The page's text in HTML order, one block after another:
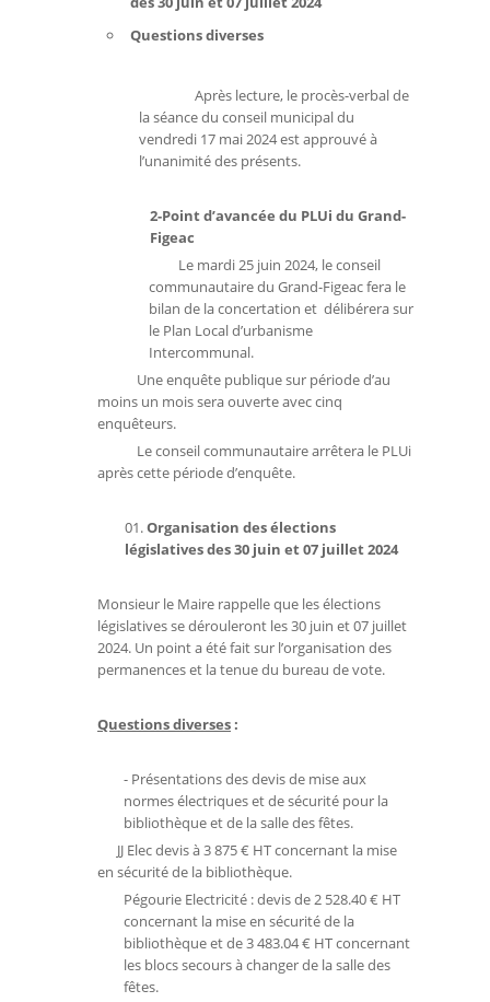
Questions diverses
Après lecture, le procès-verbal de
la séance du conseil municipal du
vendredi 17 mai 2024 est approuvé à
l’unanimité des présents.
2-Point d’avancée du PLUi du Grand-
Figeac
Le mardi 25 juin 2024, le conseil
communautaire du Grand-Figeac fera le
bilan de la concertation et délibérera sur
le Plan Local d’urbanisme
Intercommunal.
Une enquête publique sur période d’au
moins un mois sera ouverte avec cinq
enquêteurs.
Le conseil communautaire arrêtera le PLUi
après cette période d’enquête.
Organisation des élections
législatives des 30 juin et 07 juillet 2024
Monsieur le Maire rappelle que les élections
législatives se dérouleront les 30 juin et 07 juillet
2024. Un point a été fait sur l’organisation des
permanences et la tenue du bureau de vote.
Questions diverses :
- Présentations des devis de mise aux
normes électriques et de sécurité pour la
bibliothèque et de la salle des fêtes.
JJ Elec devis à 3 875 € HT concernant la mise
en sécurité de la bibliothèque.
Pégourie Electricité : devis de 2 528.40 € HT
concernant la mise en sécurité de la
bibliothèque et de 3 483.04 € HT concernant
les blocs secours à changer de la salle des
fêtes.